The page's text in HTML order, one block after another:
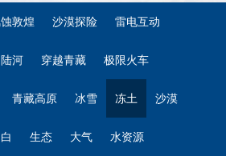
敦煌 沙漠探险 雷电互动
河 穿越青藏 极限火车
青藏高原 冰雪 冻土 沙漠
生态 大气 水资源